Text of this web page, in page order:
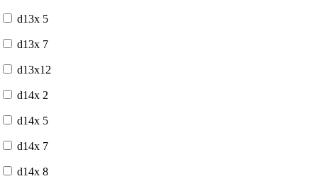
d13x 5
d13x 7
d13x12
d14x 2
d14x 5
d14x 7
d14x 8